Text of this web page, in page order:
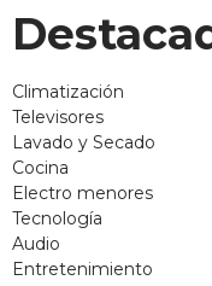
Climatización
Televisores
Lavado y Secado
Cocina
Electro menores
Tecnología
Audio
Entretenimiento